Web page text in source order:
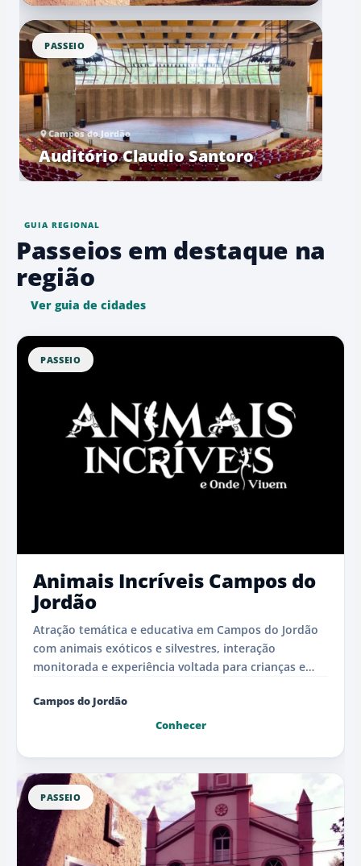
PASSEIO
Campos do Jordão
Auditório Claudio Santoro
GUIA REGIONAL
Passeios em destaque na
região
Ver guia de cidades
PASSEIO
Animais Incríveis Campos do
Jordão
Atração temática e educativa em Campos do Jordão
com animais exóticos e silvestres, interação
monitorada e experiência voltada para crianças e
Campos do Jordão
Conhecer
PASSEIO